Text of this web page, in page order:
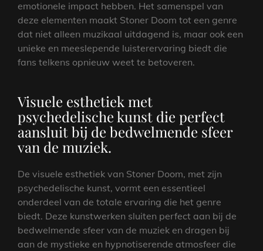
emotionele impact hebben. Het samenspel van
deze elementen maakt Stoner Doom tot een genre
dat niet alleen muzikaal uitdagend is, maar ook een
unieke en meeslepende luisterervaring biedt die
fans telkens opnieuw weet te betoveren.
Visuele esthetiek met
psychedelische kunst die perfect
aansluit bij de bedwelmende sfeer
van de muziek.
De visuele esthetiek van Stoner Doom, met zijn
psychedelische kunst, vormt een essentieel
onderdeel van de totale ervaring die het genre
biedt. Deze kunstwerken sluiten perfect aan bij de
bedwelmende sfeer van de muziek en dragen bij
aan de mystieke en hypnotiserende atmosfeer die